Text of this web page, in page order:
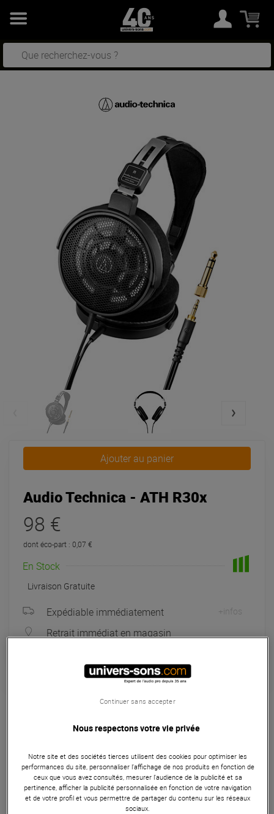
Ajouter au panier
Audio Technica - ATH R30x
98 €
dont éco-part : 0,07 €
En Stock
Livraison Gratuite
Expédiable immédiatement +infos
Retrait immédiat en magasin
Garantie
ans
Audio-Technica ATH-R30x, un casque ouvert conçu pour la
création, le mixage et l'écoute attentive. Transducteurs 40
mm, large image stéréo, rendu naturel et sans coloration.
Arceau léger et coussinets velours pour un confort longue
Nous respectons votre vie privée
Notre site et des sociétés tierces utilisent des cookies pour optimiser les
performances du site, personnaliser l’affichage de nos produits en fonction de
ceux que vous avez consultés, mesurer l'audience de la publicité et sa
pertinence, afficher la publicité personnalisée en fonction de votre navigation
et de votre profil et vous permettre de partager du contenu sur les réseaux
sociaux.
Continuer sans accepter